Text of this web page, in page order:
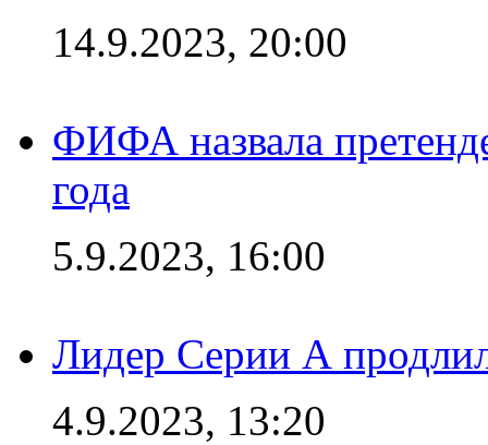
14.9.2023, 20:00
ФИФА назвала
года
5.9.2023, 16:00
Лидер Серии А
4.9.2023, 13:20